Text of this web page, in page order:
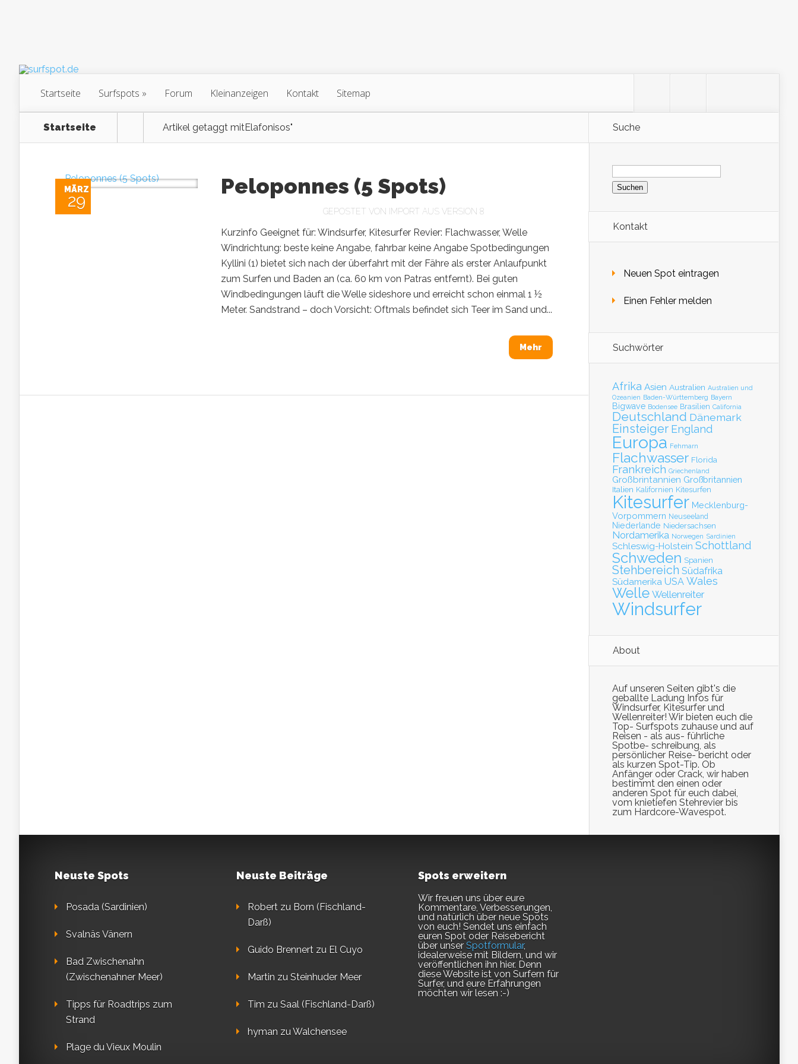
Startseite Surfspots Forum Kleinanzeigen Kontakt Sitemap
Startseite Artikel getaggt mitElafonisos"
MÄRZ
29
Peloponnes (5 Spots)
GEPOSTET VON IMPORT AUS VERSION 8
Kurzinfo Geeignet für: Windsurfer, Kitesurfer Revier: Flachwasser, Welle
Windrichtung: beste keine Angabe, fahrbar keine Angabe Spotbedingungen
Kyllini (1) bietet sich nach der überfahrt mit der Fähre als erster Anlaufpunkt
zum Surfen und Baden an (ca. 60 km von Patras entfernt). Bei guten
Windbedingungen läuft die Welle sideshore und erreicht schon einmal 1 ½
Meter. Sandstrand – doch Vorsicht: Oftmals befindet sich Teer im Sand und...
Mehr
Suche
Suchen
nach:
Kontakt
Neuen Spot eintragen
Einen Fehler melden
Suchwörter
Afrika Asien Australien Australien und
Ozeanien Baden-Württemberg Bayern
Bigwave Bodensee Brasilien California
Deutschland Dänemark
Einsteiger England
Europa Fehmarn
Flachwasser Florida
Frankreich Griechenland
Großbrintannien Großbritannien
Italien Kalifornien Kitesurfen
Kitesurfer Mecklenburg-
Vorpommern Neuseeland
Niederlande Niedersachsen
Nordamerika Norwegen Sardinien
Schleswig-Holstein Schottland
Schweden Spanien
Stehbereich Südafrika
Südamerika USA Wales
Welle Wellenreiter
Windsurfer
About
Auf unseren Seiten gibt's die
geballte Ladung Infos für
Windsurfer, Kitesurfer und
Wellenreiter! Wir bieten euch die
Top- Surfspots zuhause und auf
Reisen - als aus- führliche
Spotbe- schreibung, als
persönlicher Reise- bericht oder
als kurzen Spot-Tip. Ob
Anfänger oder Crack, wir haben
bestimmt den einen oder
anderen Spot für euch dabei,
vom knietiefen Stehrevier bis
zum Hardcore-Wavespot.
Neuste Spots
Posada (Sardinien)
Svalnäs Vänern
Bad Zwischenahn
(Zwischenahner Meer)
Tipps für Roadtrips zum
Strand
Plage du Vieux Moulin
Neuste Beiträge
Robertzu Born (Fischland-
Darß)
Guido Brennertzu El Cuyo
Martin zu Steinhuder Meer
Tim zu Saal (Fischland-Darß)
hyman zuWalchensee
Spots erweitern
Wir freuen uns über eure
Kommentare, Verbesserungen,
und natürlich über neue Spots
von euch! Sendet uns einfach
euren Spot oder Reisebericht
über unser Spotformular,
idealerweise mit Bildern, und wir
veröffentlichen ihn hier. Denn
diese Website ist von Surfern für
Surfer, und eure Erfahrungen
möchten wir lesen :-)